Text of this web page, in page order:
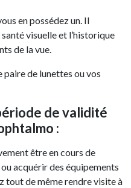
en possédez un. Il
visuelle et l’historique
de la vue.
paire de lunettes ou vos
de validité
:
être en cours de
acquérir des équipements
tout de même rendre visite à